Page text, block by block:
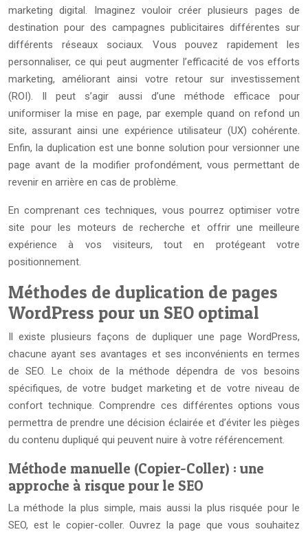
marketing digital. Imaginez vouloir créer plusieurs pages de
destination pour des campagnes publicitaires différentes sur
différents réseaux sociaux. Vous pouvez rapidement les
personnaliser, ce qui peut augmenter l’efficacité de vos efforts
marketing, améliorant ainsi votre retour sur investissement
(ROI). Il peut s’agir aussi d’une méthode efficace pour
uniformiser la mise en page, par exemple quand on refond un
site, assurant ainsi une expérience utilisateur (UX) cohérente.
Enfin, la duplication est une bonne solution pour versionner une
page avant de la modifier profondément, vous permettant de
revenir en arrière en cas de problème.
En comprenant ces techniques, vous pourrez optimiser votre
site pour les moteurs de recherche et offrir une meilleure
expérience à vos visiteurs, tout en protégeant votre
positionnement.
Méthodes de duplication de pages
WordPress pour un SEO optimal
Il existe plusieurs façons de dupliquer une page WordPress,
chacune ayant ses avantages et ses inconvénients en termes
de SEO. Le choix de la méthode dépendra de vos besoins
spécifiques, de votre budget marketing et de votre niveau de
confort technique. Comprendre ces différentes options vous
permettra de prendre une décision éclairée et d’éviter les pièges
du contenu dupliqué qui peuvent nuire à votre référencement.
Méthode manuelle (Copier-Coller) : une
approche à risque pour le SEO
La méthode la plus simple, mais aussi la plus risquée pour le
SEO, est le copier-coller. Ouvrez la page que vous souhaitez